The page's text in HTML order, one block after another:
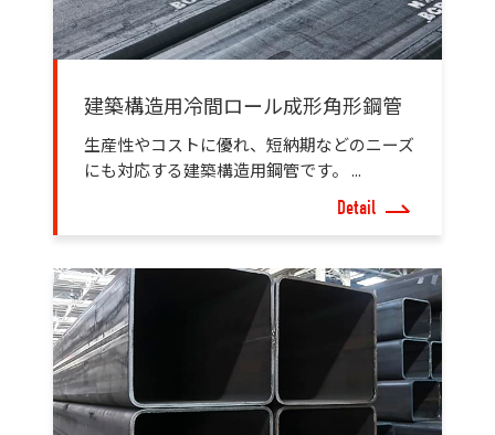
建築構造用冷間ロール成形角形鋼管
生産性やコストに優れ、短納期などのニーズ
にも対応する建築構造用鋼管です。 ...
Detail